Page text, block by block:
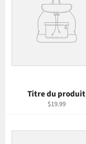
Titre du produit
$19.99